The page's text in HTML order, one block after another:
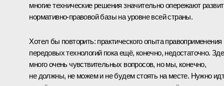
многие технические решения значительно опережают
нормативно-правовой базы на уровне всей страны.
Хотел бы повторить: практического опыта правоприменения
передовых технологий пока ещё, конечно, недостаточно.
много очень чувствительных вопросов, но мы, конечно,
не должны, не можем и не будем стоять на месте. Нужно